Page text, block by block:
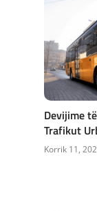
Devijime
Trafikut
Korrik 11,